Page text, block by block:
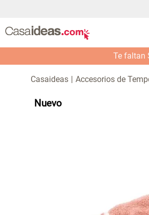
Te faltan
Accesorios de
Nuevo